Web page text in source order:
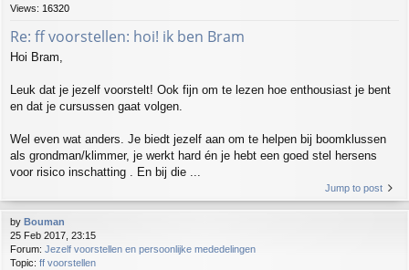
Views: 16320
Re: ff voorstellen: hoi! ik ben Bram
Hoi Bram,
Leuk dat je jezelf voorstelt! Ook fijn om te lezen hoe enthousiast je bent
en dat je cursussen gaat volgen.
Wel even wat anders. Je biedt jezelf aan om te helpen bij boomklussen
als grondman/klimmer, je werkt hard én je hebt een goed stel hersens
voor risico inschatting . En bij die ...
Jump to post
by Bouman
25 Feb 2017, 23:15
Forum: Jezelf voorstellen en persoonlijke mededelingen
Topic: ff voorstellen